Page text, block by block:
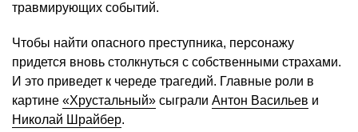
травмирующих событий.
Чтобы найти опасного преступника, персонажу
придется вновь столкнуться с собственными страхами.
И это приведет к череде трагедий. Главные роли в
картине «Хрустальный» сыграли Антон Васильев и
Николай Шрайбер.